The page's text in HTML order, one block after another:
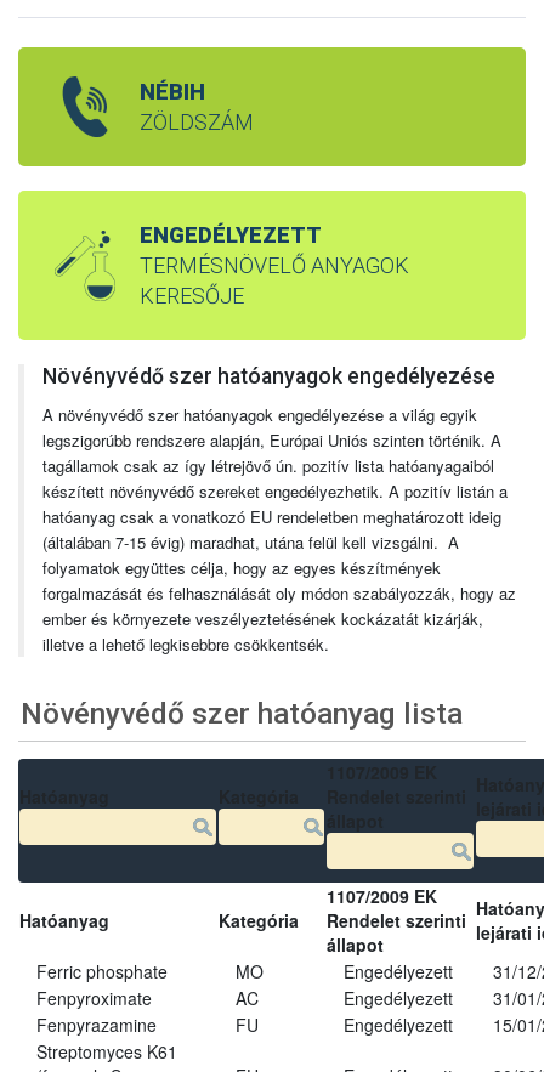
NÉBIH
ZÖLDSZÁM
ENGEDÉLYEZETT
TERMÉSNÖVELŐ ANYAGOK
KERESŐJE
Növényvédő szer hatóanyagok engedélyezése
A növényvédő szer hatóanyagok engedélyezése a világ egyik
legszigorúbb rendszere alapján, Európai Uniós szinten történik. A
tagállamok csak az így létrejövő ún. pozitív lista hatóanyagaiból
készített növényvédő szereket engedélyezhetik. A pozitív listán a
hatóanyag csak a vonatkozó EU rendeletben meghatározott ideig
(általában 7-15 évig) maradhat, utána felül kell vizsgálni. A
folyamatok együttes célja, hogy az egyes készítmények
forgalmazását és felhasználását oly módon szabályozzák, hogy az
ember és környezete veszélyeztetésének kockázatát kizárják,
illetve a lehető legkisebbre csökkentsék.
Növényvédő szer hatóanyag lista
Hatóanyag Kategória
1107/2009 EK
Rendelet szerinti
állapot
lejárati
Ferric phosphate
MO Engedélyezett
31/
Fenpyroximate
AC Engedélyezett
31/
Fenpyrazamine
FU Engedélyezett
15/
Streptomyces K61